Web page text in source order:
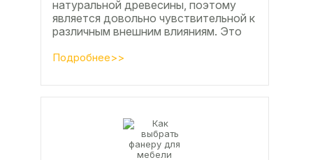
натуральной древесины, поэтому
является довольно чувствительной к
различным внешним влияниям. Это
расширении, растрескивании,...
Подробнее>>